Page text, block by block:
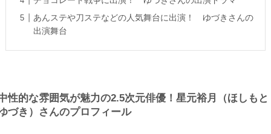
あんステや刀ステなどの人気舞台に出演！ ゆづきさんの
出演舞台
性的な雰囲気が魅力の2.5次元俳優！星元裕月（ほしもと
づき）さんのプロフィール